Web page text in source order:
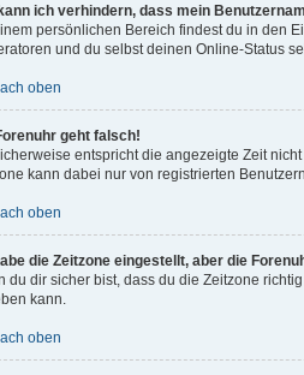
ich verhindern, dass mein
persönlichen Bereich findest du in den
und du selbst deinen Online-Status
oben
geht falsch!
entspricht die angezeigte Zeit
kann dabei nur von registrierten
oben
die Zeitzone eingestellt, aber die
du dir sicher bist, dass du die Zeitzone
kann.
oben